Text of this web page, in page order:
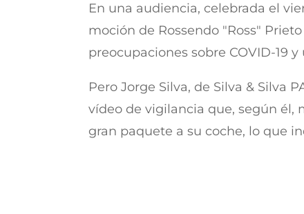
En una audiencia, celebrada el
moción de Rossendo "Ross"
preocupaciones sobre COVID-19
Pero Jorge Silva, de Silva & Silva
vídeo de vigilancia que, según él,
gran paquete a su coche, lo que